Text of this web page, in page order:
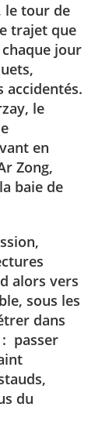
le tour de
trajet que
jour
accidentés.
le
en
Zong,
baie de
alors vers
sous les
dans
: passer
du